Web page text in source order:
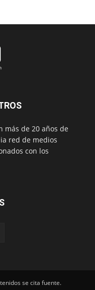
más de 20 años de
red de medios
con los
se cita fuente.